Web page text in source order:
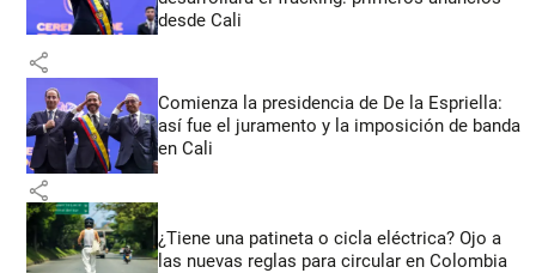
desde Cali
share
Comienza la presidencia de De la Espriella:
así fue el juramento y la imposición de banda
en Cali
share
¿Tiene una patineta o cicla eléctrica? Ojo a
las nuevas reglas para circular en Colombia